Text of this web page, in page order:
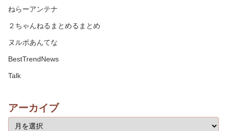
ねらーアンテナ
２ちゃんねるまとめるまとめ
ヌルポあんてな
BestTrendNews
Talk
アーカイブ